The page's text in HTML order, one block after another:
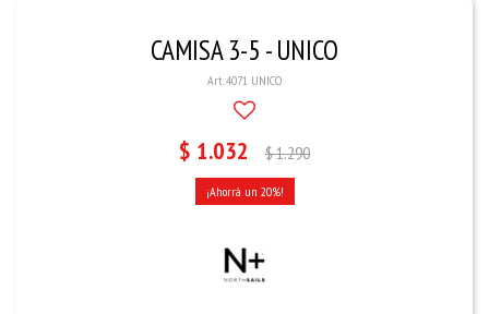
CAMISA 3-5 - UNICO
4071 UNICO
$ 1.032 $1.290
20